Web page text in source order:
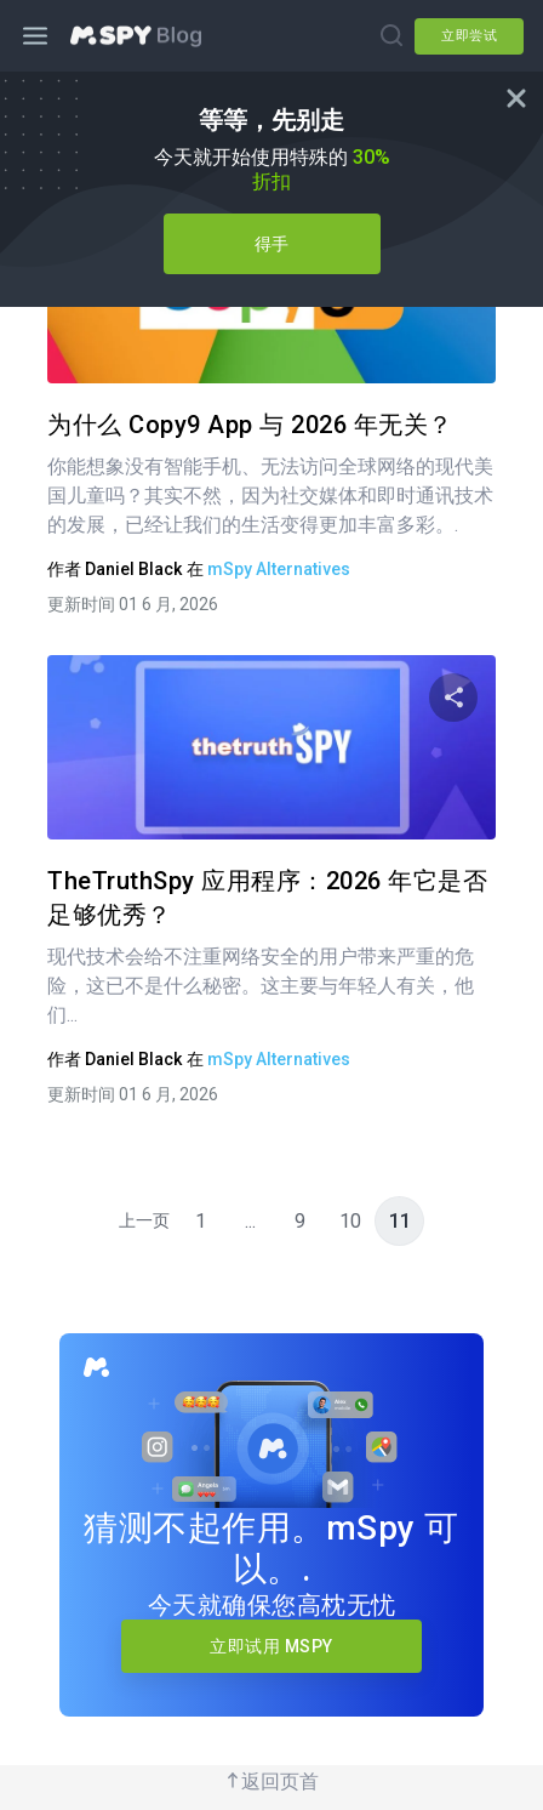
立即尝试
等等，先别走
今天就开始使用特殊的 30%
折扣
得手
mSpy 替代品
为什么 Copy9 App 与 2026 年无关？
你能想象没有智能手机、无法访问全球网络的现代美
国儿童吗？其实不然，因为社交媒体和即时通讯技术
的发展，已经让我们的生活变得更加丰富多彩。.
作者 Daniel Black 在 mSpy Alternatives
更新时间 01 6 月, 2026
TheTruthSpy 应用程序：2026 年它是否
足够优秀？
现代技术会给不注重网络安全的用户带来严重的危
险，这已不是什么秘密。这主要与年轻人有关，他
们...
作者 Daniel Black 在 mSpy Alternatives
更新时间 01 6 月, 2026
上一页 1 ... 9 10 11
猜测不起作用。mSpy 可
以。.
今天就确保您高枕无忧
立即试用 MSPY
返回页首